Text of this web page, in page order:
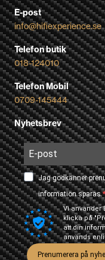
E-post
info@hifiexperience.se
Telefon butik
018-124010
Telefon Mobil
0709-145444
Nyhetsbrev
Jag godkänner
information sparas.
Vi använder
klicka på
att din
används
Prenumerera på